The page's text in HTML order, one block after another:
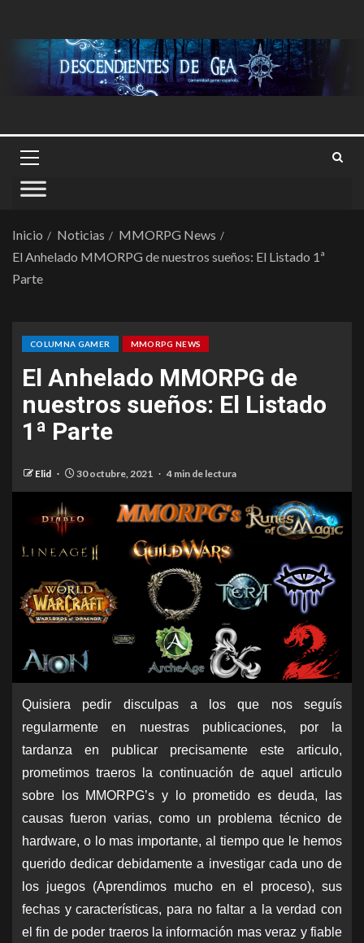
Inicio Noticias
MMORPG News
El Anhelado MMORPG de nuestros sueños: El Listado 1ª
Parte
COLUMNA GAMER MMORPG NEWS
El Anhelado MMORPG de
nuestros sueños: El Listado
1ª Parte
Elid 30 octubre, 2021 4 min de lectura
Quisiera pedir disculpas a los que nos seguís
regularmente en nuestras publicaciones, por la
tardanza en publicar precisamente este articulo,
prometimos traeros la continuación de aquel articulo
sobre los MMORPG’s y lo prometido es deuda, las
causas fueron varias, como un problema técnico de
hardware, o lo mas importante, al tiempo que le hemos
querido dedicar debidamente a investigar cada uno de
los juegos (Aprendimos mucho en el proceso), sus
fechas y características, para no faltar a la verdad con
el fin de poder traeros la información mas veraz y fiable